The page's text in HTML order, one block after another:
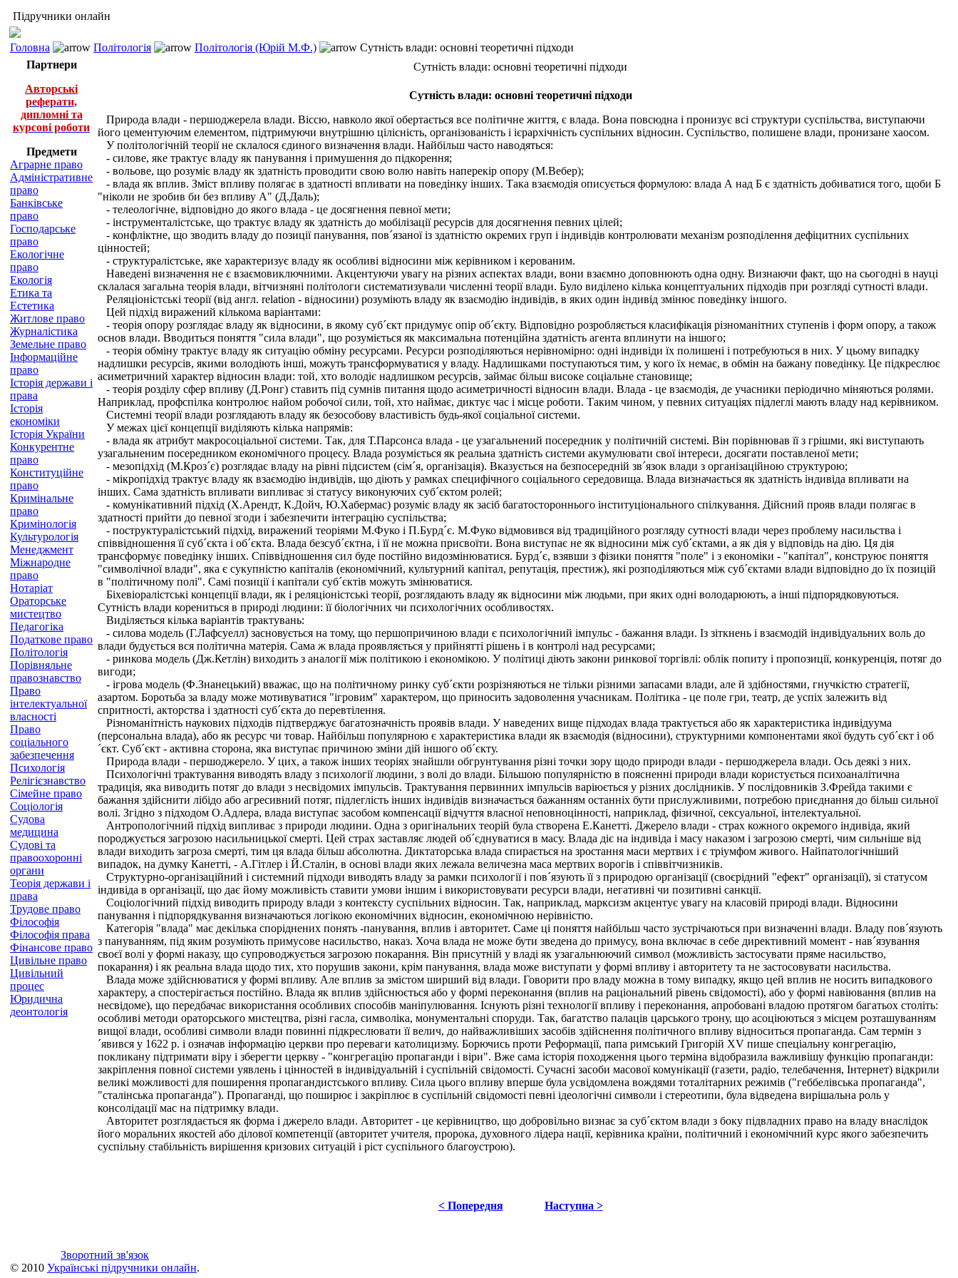
Підручники онлайн
Головна Політологія Політологія (Юрій М.Ф.)
Сутність влади: основні теоретичні підходи
Партнери
Авторські
реферати,
дипломні та
курсові роботи
Предмети
Аграрне право
Адміністративне
право
Банківське
право
Господарське
право
Екологічне
право
Екологія
Етика та
Естетика
Житлове право
Журналістика
Земельне право
Інформаційне
право
Історія держави і
права
Історія
економіки
Історія України
Конкурентне
право
Конституційне
право
Кримінальне
право
Кримінологія
Культурологія
Менеджмент
Міжнародне
право
Нотаріат
Ораторське
мистецтво
Педагогіка
Податкове право
Політологія
Порівняльне
правознавство
Право
інтелектуальної
власності
Право
соціального
забезпечення
Психологія
Релігієзнавство
Сімейне право
Соціологія
Судова
медицина
Судові та
правоохоронні
органи
Теорія держави і
права
Трудове право
Філософія
Філософія права
Фінансове право
Цивільне право
Цивільний
процес
Юридична
деонтологія
Сутність влади: основні теоретичні підходи
Сутність влади: основні теоретичні підходи
Природа влади - першоджерела влади. Віссю, навколо якої обертається все політичне життя, є влада. Вона повсюдна і пронизує всі структури суспільства, виступаючи
його цементуючим елементом, підтримуючи внутрішню цілісність, організованість і ієрархічність суспільних відносин. Суспільство, полишене влади, пронизане хаосом.
У політологічній теорії не склалося єдиного визначення влади. Найбільш часто наводяться:
- силове, яке трактує владу як панування і примушення до підкорення;
- вольове, що розуміє владу як здатність проводити свою волю навіть наперекір опору (М.Вебер);
- влада як вплив. Зміст впливу полягає в здатності впливати на поведінку інших. Така взаємодія описується формулою: влада А над Б є здатність добиватися того, щоби Б
"ніколи не зробив би без впливу А" (Д.Даль);
- телеологічне, відповідно до якого влада - це досягнення певної мети;
- інструменталістське, що трактує владу як здатність до мобілізації ресурсів для досягнення певних цілей;
- конфліктне, що зводить владу до позиції панування, пов´язаної із здатністю окремих груп і індивідів контролювати механізм розподілення дефіцитних суспільних
цінностей;
- структуралістське, яке характеризує владу як особливі відносини між керівником і керованим.
Наведені визначення не є взаємовиключними. Акцентуючи увагу на різних аспектах влади, вони взаємно доповнюють одна одну. Визнаючи факт, що на сьогодні в науці
склалася загальна теорія влади, вітчизняні політологи систематизували численні теорії влади. Було виділено кілька концептуальних підходів при розгляді сутності влади.
Реляціоністські теорії (від англ. relation - відносини) розуміють владу як взаємодію індивідів, в яких один індивід змінює поведінку іншого.
Цей підхід виражений кількома варіантами:
- теорія опору розглядає владу як відносини, в якому суб´єкт придумує опір об´єкту. Відповідно розробляється класифікація різноманітних ступенів і форм опору, а також
основ влади. Вводиться поняття "сила влади", що розуміється як максимальна потенційна здатність агента вплинути на іншого;
- теорія обміну трактує владу як ситуацію обміну ресурсами. Ресурси розподіляються нерівномірно: одні індивіди їх полишені і потребуються в них. У цьому випадку
надлишки ресурсів, якими володіють інші, можуть трансформуватися у владу. Надлишками поступаються тим, у кого їх немає, в обмін на бажану поведінку. Це підкреслює
асиметричний характер відносин влади: той, хто володіє надлишком ресурсів, займає більш високе соціальне становище;
- теорія розділу сфер впливу (Д.Ронг) ставить під сумнів питання щодо асиметричності відносин влади. Влада - це взаємодія, де учасники періодично міняються ролями.
Наприклад, профспілка контролює найом робочої сили, той, хто наймає, диктує час і місце роботи. Таким чином, у певних ситуаціях підлеглі мають владу над керівником.
Системні теорії влади розглядають владу як безособову властивість будь-якої соціальної системи.
У межах цієї концепції виділяють кілька напрямів:
- влада як атрибут макросоціальної системи. Так, для Т.Парсонса влада - це узагальнений посередник у політичній системі. Він порівнював її з грішми, які виступають
узагальненим посередником економічного процесу. Влада розуміється як реальна здатність системи акумулювати свої інтереси, досягати поставленої мети;
- мезопідхід (М.Кроз´є) розглядає владу на рівні підсистем (сім´я, організація). Вказується на безпосередній зв´язок влади з організаційною структурою;
- мікропідхід трактує владу як взаємодію індивідів, що діють у рамках специфічного соціального середовища. Влада визначається як здатність індивіда впливати на
інших. Сама здатність впливати випливає зі статусу виконуючих суб´єктом ролей;
- комунікативний підхід (Х.Арендт, К.Дойч, Ю.Хабермас) розуміє владу як засіб багатостороннього інституціонального спілкування. Дійсний прояв влади полягає в
здатності прийти до певної згоди і забезпечити інтеграцію суспільства;
- поструктуралістський підхід, виражений теоріями М.Фуко і П.Бурд´є. М.Фуко відмовився від традиційного розгляду сутності влади через проблему насильства і
співвідношення її суб´єкта і об´єкта. Влада безсуб´єктна, і її не можна присвоїти. Вона виступає не як відносини між суб´єктами, а як дія у відповідь на дію. Ця дія
трансформує поведінку інших. Співвідношення сил буде постійно видозмінюватися. Бурд´є, взявши з фізики поняття "поле" і з економіки - "капітал", конструює поняття
"символічної влади", яка є сукупністю капіталів (економічний, культурний капітал, репутація, престиж), які розподіляються між суб´єктами влади відповідно до їх позицій
в "політичному полі". Самі позиції і капітали суб´єктів можуть змінюватися.
Біхевіоралістські концепції влади, як і реляціоністські теорії, розглядають владу як відносини між людьми, при яких одні володарюють, а інші підпорядковуються.
Сутність влади корениться в природі людини: її біологічних чи психологічних особливостях.
Виділяється кілька варіантів трактувань:
- силова модель (Г.Лафсуелл) засновується на тому, що першопричиною влади є психологічний імпульс - бажання влади. Із зіткнень і взаємодій індивідуальних воль до
влади будується вся політична матерія. Сама ж влада проявляється у прийнятті рішень і в контролі над ресурсами;
- ринкова модель (Дж.Кетлін) виходить з аналогії між політикою і економікою. У політиці діють закони ринкової торгівлі: облік попиту і пропозиції, конкуренція, потяг до
вигоди;
- ігрова модель (Ф.Знанецький) вважає, що на політичному ринку суб´єкти розрізняються не тільки різними запасами влади, але й здібностями, гнучкістю стратегії,
азартом. Боротьба за владу може мотивуватися "ігровим" характером, що приносить задоволення учасникам. Політика - це поле гри, театр, де успіх залежить від
спритності, акторства і здатності суб´єкта до перевтілення.
Різноманітність наукових підходів підтверджує багатозначність проявів влади. У наведених вище підходах влада трактується або як характеристика індивідуума
(персональна влада), або як ресурс чи товар. Найбільш популярною є характеристика влади як взаємодія (відносини), структурними компонентами якої будуть суб´єкт і об
´єкт. Суб´єкт - активна сторона, яка виступає причиною зміни дій іншого об´єкту.
Природа влади - першоджерело. У цих, а також інших теоріях знайшли обгрунтування різні точки зору щодо природи влади - першоджерела влади. Ось деякі з них.
Психологічні трактування виводять владу з психології людини, з волі до влади. Більшою популярністю в поясненні природи влади користується психоаналітична
традиція, яка виводить потяг до влади з несвідомих імпульсів. Трактування первинних імпульсів варіюється у різних дослідників. У послідовників З.Фрейда такими є
бажання здійснити лібідо або агресивний потяг, підлеглість інших індивідів визначається бажанням останніх бути прислужливими, потребою приєднання до більш сильної
волі. Згідно з підходом О.Адлера, влада виступає засобом компенсації відчуття власної неповноцінності, наприклад, фізичної, сексуальної, інтелектуальної.
Антропологічний підхід випливає з природи людини. Одна з оригінальних теорій була створена Е.Канетті. Джерело влади - страх кожного окремого індивіда, який
породжується загрозою насильницької смерті. Цей страх заставляє людей об´єднуватися в масу. Влада діє на індивіда і масу наказом і загрозою смерті, чим сильніше від
влади виходить загроза смерті, тим ця влада більш абсолютна. Диктаторська влада спирається на зростання маси мертвих і є тріумфом живого. Найпатологічніший
випадок, на думку Канетті, - А.Гітлер і Й.Сталін, в основі влади яких лежала величезна маса мертвих ворогів і співвітчизників.
Структурно-організаційний і системний підходи виводять владу за рамки психології і пов´язують її з природою організації (своєрідний "ефект" організації), зі статусом
індивіда в організації, що дає йому можливість ставити умови іншим і використовувати ресурси влади, негативні чи позитивні санкції.
Соціологічний підхід виводить природу влади з контексту суспільних відносин. Так, наприклад, марксизм акцентує увагу на класовій природі влади. Відносини
панування і підпорядкування визначаються логікою економічних відносин, економічною нерівністю.
Категорія "влада" має декілька споріднених понять -панування, вплив і авторитет. Саме ці поняття найбільш часто зустрічаються при визначенні влади. Владу пов´язують
з пануванням, під яким розуміють примусове насильство, наказ. Хоча влада не може бути зведена до примусу, вона включає в себе директивний момент - нав´язування
своєї волі у формі наказу, що супроводжується загрозою покарання. Він присутній у владі як узагальнюючий символ (можливість застосувати пряме насильство,
покарання) і як реальна влада щодо тих, хто порушив закони, крім панування, влада може виступати у формі впливу і авторитету та не застосовувати насильства.
Влада може здійснюватися у формі впливу. Але вплив за змістом ширший від влади. Говорити про владу можна в тому випадку, якщо цей вплив не носить випадкового
характеру, а спостерігається постійно. Влада як вплив здійснюється або у формі переконання (вплив на раціональний рівень свідомості), або у формі навіювання (вплив на
несвідоме), що передбачає використання особливих способів маніпулювання. Існують різні технології впливу і переконання, апробовані владою протягом багатьох століть:
особливі методи ораторського мистецтва, різні гасла, символіка, монументальні споруди. Так, багатство палаців царського трону, що асоціюються з місцем розташуванням
вищої влади, особливі символи влади повинні підкреслювати її велич, до найважливіших засобів здійснення політичного впливу відноситься пропаганда. Сам термін з
´явився у 1622 p. і означав інформацію церкви про переваги католицизму. Борючись проти Реформації, папа римський Григорій XV пише спеціальну конгрегацію,
покликану підтримати віру і зберегти церкву - "конгрегацію пропаганди і віри". Вже сама історія походження цього терміна відобразила важливішу функцію пропаганди:
закріплення повної системи уявлень і цінностей в індивідуальній і суспільній свідомості. Сучасні засоби масової комунікації (газети, радіо, телебачення, Інтернет) відкрили
великі можливості для поширення пропагандистського впливу. Сила цього впливу вперше була усвідомлена вождями тоталітарних режимів ("геббелівська пропаганда",
"сталінська пропаганда"). Пропаганді, що поширює і закріплює в суспільній свідомості певні ідеологічні символи і стереотипи, була відведена вирішальна роль у
консолідації мас на підтримку влади.
Авторитет розглядається як форма і джерело влади. Авторитет - це керівництво, що добровільно визнає за суб´єктом влади з боку підвладних право на владу внаслідок
його моральних якостей або ділової компетенції (авторитет учителя, пророка, духовного лідера нації, керівника країни, політичний і економічний курс якого забезпечить
суспільну стабільність вирішення кризових ситуацій і ріст суспільного благоустрою).
< Попередня Наступна >
Зворотний зв'язок
© 2010 Українські підручники онлайн.